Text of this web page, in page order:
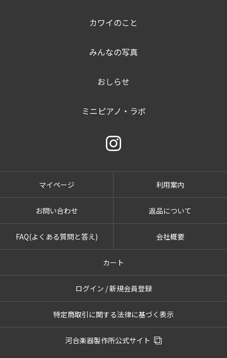
カワイのこと
みんなの写真
おしらせ
ミニピアノ・ラボ
マイページ 利用案内
お問い合わせ 返品について
FAQ(よくある質問と答え) 会社概要
カート
ログイン / 新規会員登録
特定商取引に関する法律に基づく表示
河合楽器製作所公式サイト